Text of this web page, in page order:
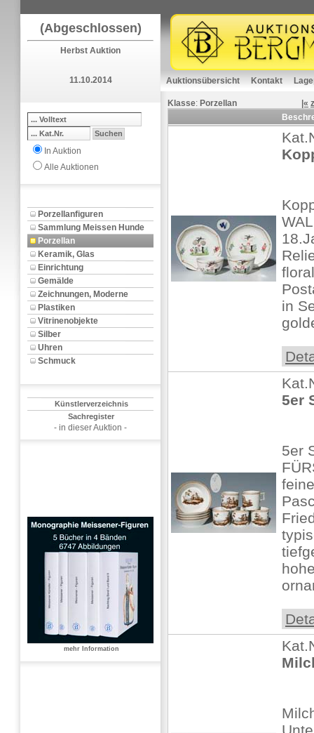
(Abgeschlossen)
Herbst Auktion
11.10.2014
In Auktion
Alle Auktionen
Porzellanfiguren
Sammlung Meissen Hunde
Porzellan
Keramik, Glas
Einrichtung
Gemälde
Zeichnungen, Moderne
Plastiken
Vitrinenobjekte
Silber
Uhren
Schmuck
Künstlerverzeichnis
Sachregister
- in dieser Auktion -
mehr Information
Auktionsübersicht Kontakt
Klasse: Porzellan |«
in
5er
5er